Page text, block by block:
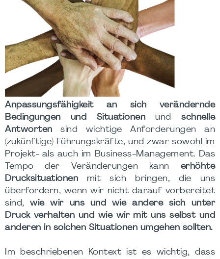
Anpassungsfähigkeit an sich verändernde
Bedingungen und Situationen und schnelle
Antworten sind wichtige Anforderungen an
(zukünftige) Führungskräfte, und zwar sowohl im
Projekt- als auch im Business-Management. Das
Tempo der Veränderungen kann erhöhte
Drucksituationen mit sich bringen, die uns
überfordern, wenn wir nicht darauf vorbereitet
sind,wie wir uns und wie andere sich unter
Druck verhalten und wie wir mit uns selbst und
anderen in solchen Situationen umgehen sollten.
Im beschriebenen Kontext ist es wichtig, dass